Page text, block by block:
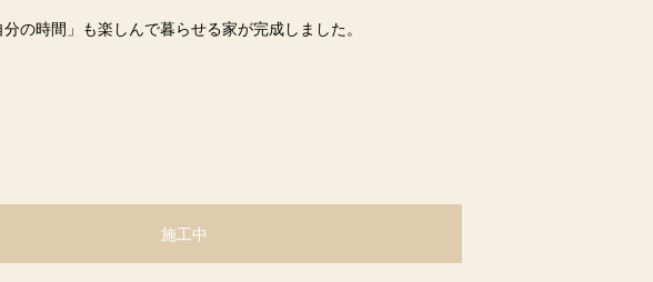
の時間」も楽しんで暮らせる家が完成しました。
施工中